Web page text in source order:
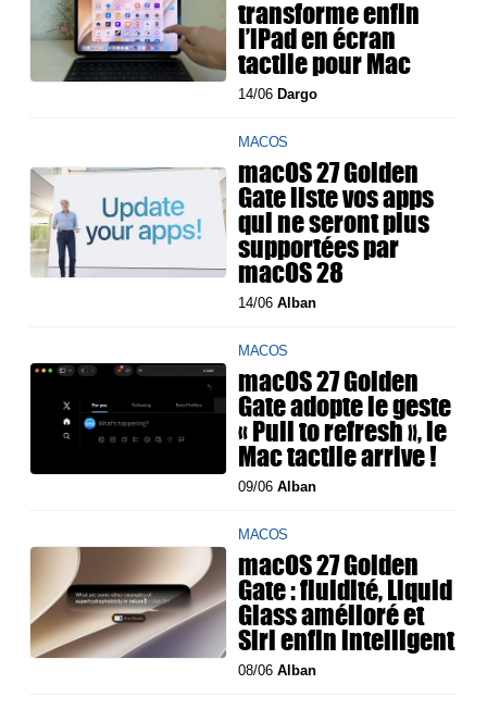
transforme enfin
l’iPad en écran
tactile pour Mac
14/06 Dargo
MACOS
macOS 27 Golden
Gate liste vos apps
qui ne seront plus
supportées par
macOS 28
14/06Alban
MACOS
macOS 27 Golden
Gate adopte le geste
« Pull to refresh », le
Mac tactile arrive !
09/06Alban
MACOS
macOS 27 Golden
Gate : fluidité, Liquid
Glass amélioré et
Siri enfin intelligent
08/06Alban